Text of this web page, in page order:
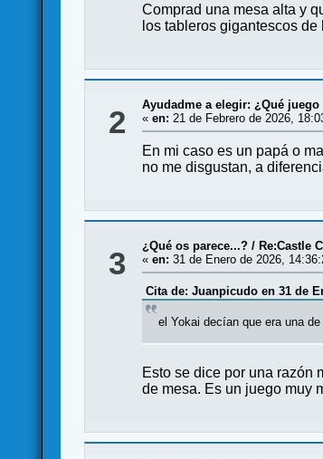
Comprad una mesa alta y
los tableros gigantescos
2 Ayudadme a elegir: ¿Qué
«en: 21 de Febrero de 2026,
En mi caso es un papá o
no me disgustan, a
3 ¿Qué os parece...? / Re:Castle
«en: 31 de Enero de 2026,
Cita de: Juanpicudo en 31 de
el Yokai decían que era una
Esto se dice por una razón
de mesa. Es un juego muy